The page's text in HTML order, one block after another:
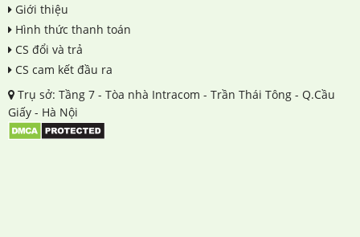
Giới thiệu
Hình thức thanh toán
CS đổi và trả
CS cam kết đầu ra
Trụ sở: Tầng 7 - Tòa nhà Intracom - Trần Thái Tông - Q.Cầu
Giấy - Hà Nội